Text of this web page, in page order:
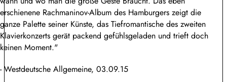
erschienene Rachmaninov-Album des Hamburgers zeigt die
ganze Palette seiner Künste, das Tiefromantische des zweiten
Klavierkonzerts gerät packend gefühlsgeladen und trieft doch
keinen Moment."
- Westdeutsche Allgemeine, 03.09.15